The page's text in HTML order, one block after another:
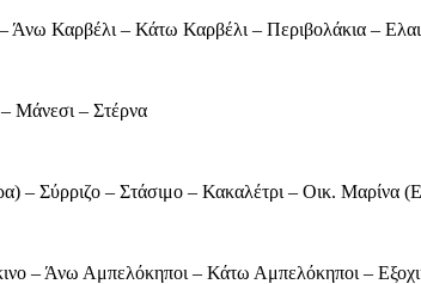
Καρβέλι – Κάτω Καρβέλι – Περιβολάκια –
Μάνεσι – Στέρνα
– Σύρριζο – Στάσιμο – Κακαλέτρι – Οικ. Μαρίνα
– Άνω Αμπελόκηποι – Κάτω Αμπελόκηποι –